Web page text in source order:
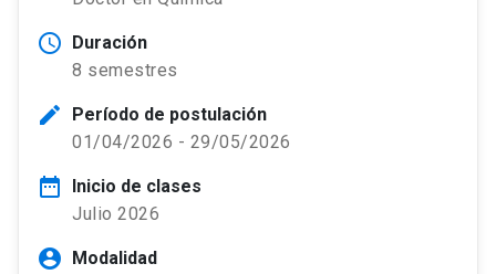
schedule Duración
8 semestres
edit
Período de postulación
01/04/2026 - 29/05/2026
date_range
Inicio de clases
Julio 2026
account_circle Modalidad